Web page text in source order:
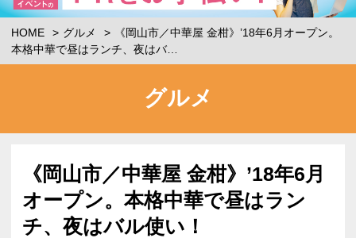
HOME グルメ
《岡山市／中華屋 金柑》’18年6月オープン。
本格中華で昼はランチ、夜はバ…
グルメ
《岡山市／中華屋 金柑》’18年6月
オープン。本格中華で昼はラン
チ、夜はバル使い！